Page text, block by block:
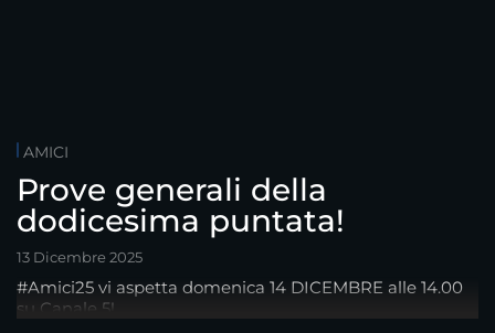
AMICI
Prove generali della
dodicesima puntata!
13 Dicembre 2025
#Amici25 vi aspetta domenica 14 DICEMBRE alle 14.00
su Canale 5!